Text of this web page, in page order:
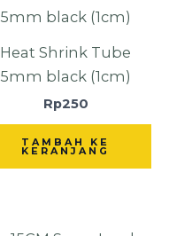
Heat Shrink Tube
5mm black (1cm)
Rp250
TAMBAH KE
KERANJANG